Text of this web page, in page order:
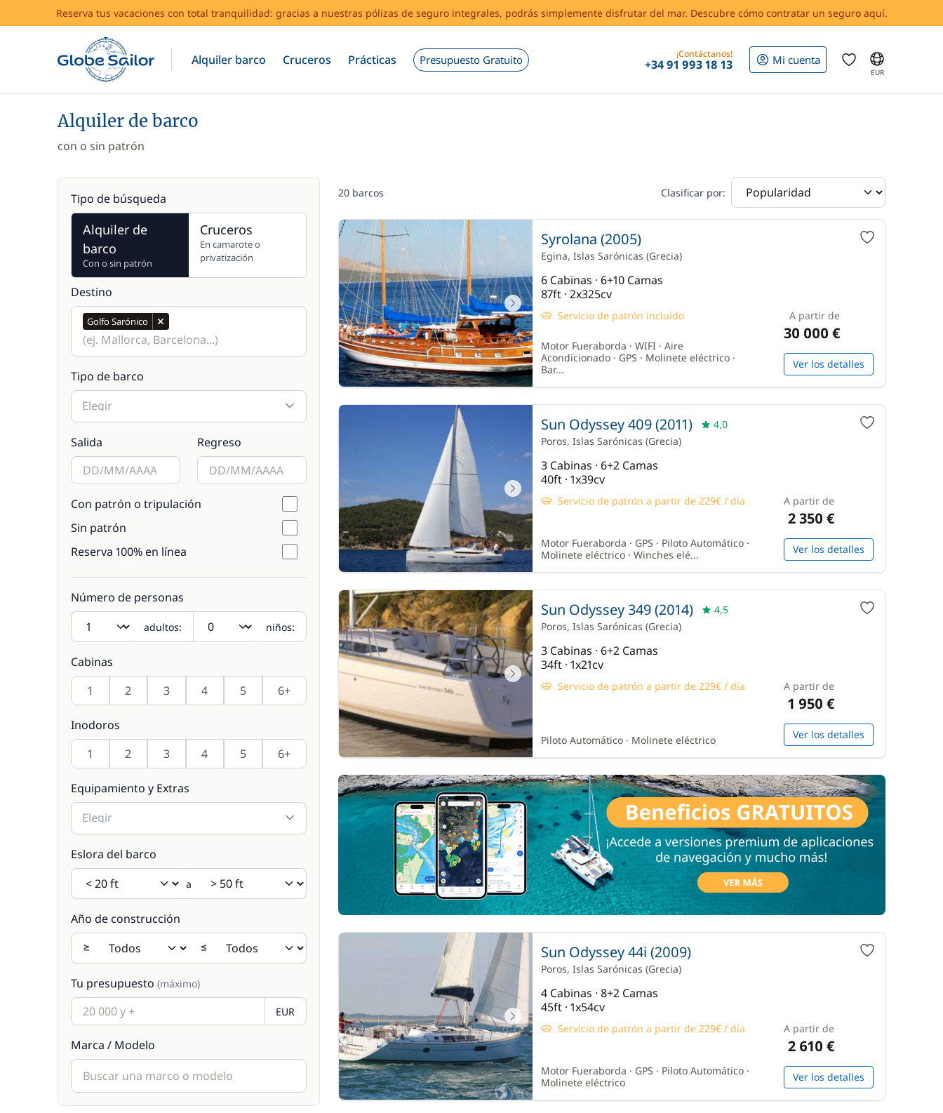
Reserva tus vacaciones con total tranquilidad: gracias a nuestras pólizas de seguro integrales, podrás simplemente disfrutar del mar. Descubre cómo contratar un seguro aquí.
Alquiler barco Cruceros Prácticas Presupuesto Gratuito ¡Contáctanos!
+34 91 993 18 13 Mi cuenta
EUR
Alquiler de barco
con o sin patrón
Tipo de búsqueda
Alquiler de
barco
Con o sin patrón
Cruceros
En camarote o
privatización
Destino
Golfo Sarónico
Tipo de barco
Elegir
Salida Regreso
Con patrón o tripulación
Sin patrón
Reserva 100% en línea
Número de personas
adultos: niños:
Cabinas
1
2 3 4 5 6+
Inodoros
1
2 3 4 5 6+
Equipamiento y Extras
Elegir
Eslora del barco
a
Año de construcción
≥
≤
Tu presupuesto (máximo)
EUR
Marca / Modelo
20 barcos Clasificar por:
Syrolana (2005)
Egina, Islas Sarónicas (Grecia)
6 Cabinas · 6+10 Camas
87ft · 2x325cv
Servicio de patrón incluido
Motor Fueraborda · WIFI · Aire
Acondicionado · GPS · Molinete eléctrico ·
Bar...
A partir de
30 000 €
Ver los detalles
Sun Odyssey 409 (2011)
4,0
Poros, Islas Sarónicas (Grecia)
3 Cabinas · 6+2 Camas
40ft · 1x39cv
Servicio de patrón a partir de 229€ / día
Motor Fueraborda · GPS · Piloto Automático ·
Molinete eléctrico · Winches elé...
A partir de
2 350 €
Ver los detalles
Sun Odyssey 349 (2014)
4,5
Poros, Islas Sarónicas (Grecia)
3 Cabinas · 6+2 Camas
34ft · 1x21cv
Servicio de patrón a partir de 229€ / día
Piloto Automático · Molinete eléctrico
A partir de
1 950 €
Ver los detalles
Sun Odyssey 44i (2009)
Poros, Islas Sarónicas (Grecia)
4 Cabinas · 8+2 Camas
45ft · 1x54cv
Servicio de patrón a partir de 229€ / día
Motor Fueraborda · GPS · Piloto Automático ·
Molinete eléctrico
A partir de
2 610 €
Ver los detalles